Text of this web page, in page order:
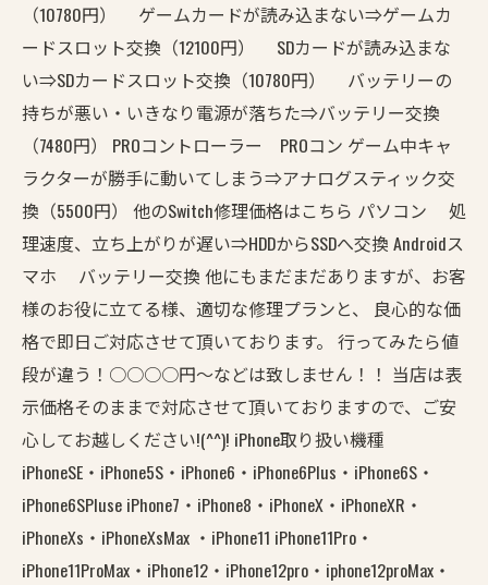
（10780円） ゲームカードが読み込まない⇒ゲームカ
ードスロット交換（12100円） SDカードが読み込まな
い⇒SDカードスロット交換（10780円） バッテリーの
持ちが悪い・いきなり電源が落ちた⇒バッテリー交換
（7480円） PROコントローラー PROコン ゲーム中キャ
ラクターが勝手に動いてしまう⇒アナログスティック交
換（5500円） 他のSwitch修理価格はこちら パソコン 処
理速度、立ち上がりが遅い⇒HDDからSSDへ交換 Androidス
マホ バッテリー交換 他にもまだまだありますが、お客
様のお役に立てる様、適切な修理プランと、 良心的な価
格で即日ご対応させて頂いております。 行ってみたら値
段が違う！○○○○円～などは致しません！！ 当店は表
示価格そのままで対応させて頂いておりますので、ご安
心してお越しください!(^^)! iPhone取り扱い機種
iPhoneSE・iPhone5S・iPhone6・iPhone6Plus・iPhone6S・
iPhone6SPluse iPhone7・iPhone8・iPhoneX・iPhoneXR・
iPhoneXs・iPhoneXsMax ・iPhone11 iPhone11Pro・
iPhone11ProMax・iPhone12・iPhone12pro・iphone12proMax・